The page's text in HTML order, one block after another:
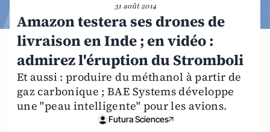
31 août 2014
Amazon testera ses drones de
livraison en Inde ; en vidéo :
admirez l'éruption du Stromboli
Et aussi : produire du méthanol à partir de
gaz carbonique ; BAE Systems développe
une "peau intelligente" pour les avions.
Futura Sciences